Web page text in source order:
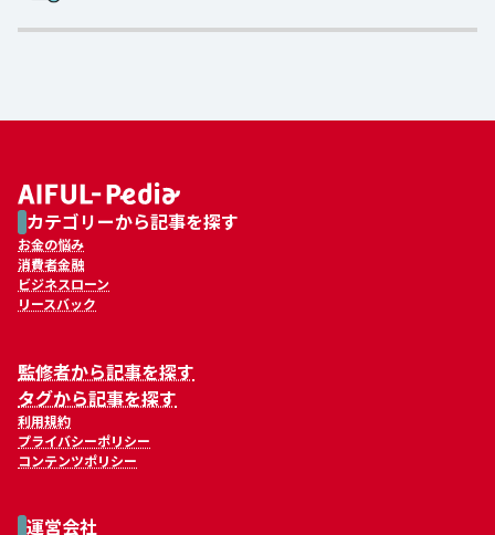
カテゴリーから記事を探す
お金の悩み
消費者金融
ビジネスローン
リースバック
監修者から記事を探す
タグから記事を探す
利用規約
プライバシーポリシー
コンテンツポリシー
運営会社